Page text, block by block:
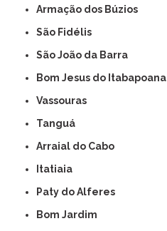
Armação dos Búzios
São Fidélis
São João da Barra
Bom Jesus do Itabapoana
Vassouras
Tanguá
Arraial do Cabo
Itatiaia
Paty do Alferes
Bom Jardim